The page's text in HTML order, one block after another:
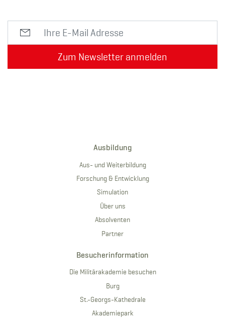
Zum Newsletter anmelden
Ausbildung
Aus- und Weiterbildung
Forschung & Entwicklung
Simulation
Über uns
Absolventen
Partner
Besucherinformation
Die Militärakademie besuchen
Burg
St.-Georgs-Kathedrale
Akademiepark